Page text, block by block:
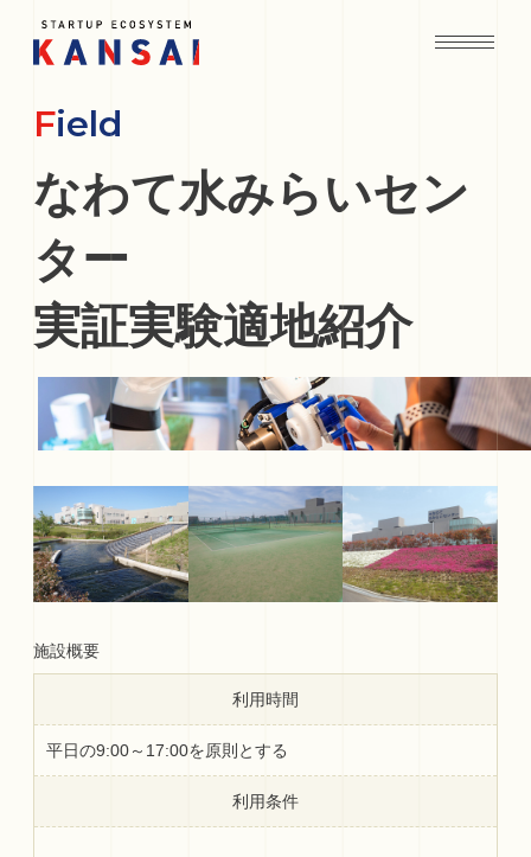
Field
なわて水みらいセン
ター
実証実験適地紹介
施設概要
利用時間
平日の9:00～17:00を原則とする
利用条件